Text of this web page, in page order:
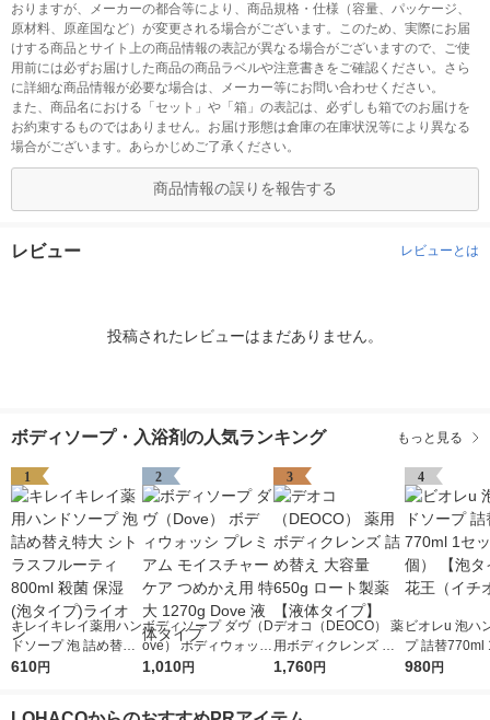
おりますが、メーカーの都合等により、商品規格・仕様（容量、パッケージ、
原材料、原産国など）が変更される場合がございます。このため、実際にお届
けする商品とサイト上の商品情報の表記が異なる場合がございますので、ご使
用前には必ずお届けした商品の商品ラベルや注意書きをご確認ください。さら
に詳細な商品情報が必要な場合は、メーカー等にお問い合わせください。
また、商品名における「セット」や「箱」の表記は、必ずしも箱でのお届けを
お約束するものではありません。お届け形態は倉庫の在庫状況等により異なる
場合がございます。あらかじめご了承ください。
商品情報の誤りを報告する
レビュー レビューとは
投稿されたレビューはまだありません。
ボディソープ・入浴剤の人気ランキング もっと見る
1
キレイキレイ薬用ハン
ドソープ 泡 詰め替え
特大 シトラスフルー
610円
2
ボディソープ ダヴ（D
ove） ボディウォッシ
プレミアム モイスチ
1,010円
3
デオコ（DEOCO） 薬
用ボディクレンズ 詰
め替え 大容量 650g
1,760円
4
ビオレu 泡ハ
プ 詰替770ml
（2個） 【泡
980円